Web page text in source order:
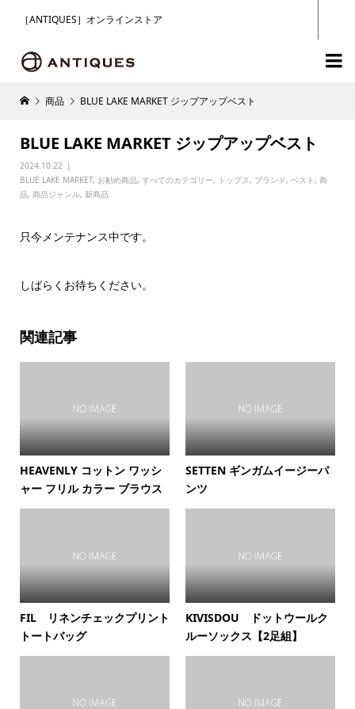
［ANTIQUES］オンラインストア

商品 BLUE LAKE MARKET ジップアップベスト
BLUE LAKE MARKET ジップアップベスト
2024.10.22
BLUE LAKE MARKET, お勧め商品, すべてのカテゴリー, トップス, ブランド, ベスト, 商
品, 商品ジャンル, 新商品
只今メンテナンス中です。
しばらくお待ちください。
関連記事
HEAVENLY コットン ワッシ
ャー フリル カラー ブラウス
SETTEN ギンガムイージーパ
ンツ
FIL リネンチェックプリント
トートバッグ
KIVISDOU ドットウールク
ルーソックス【2足組】